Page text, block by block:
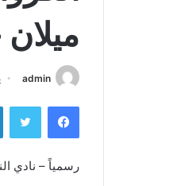
ميلان
admin
فيسبوك
رسمياً – ‏نادي ‎النصر السعودي يتعاقد مع اللاعب الكرواتي مارسيلو بروزوفيتش قادماً من إنتر ميلان حتى 2026.